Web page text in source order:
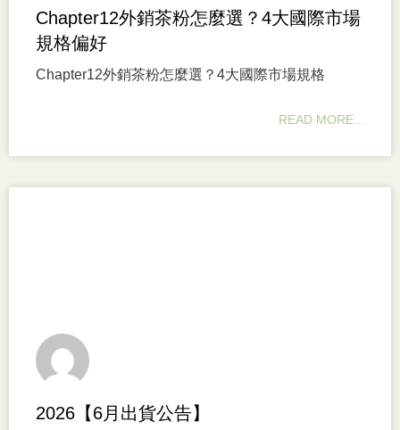
Chapter12外銷茶粉怎麼選？4大國際市場
規格偏好
Chapter12外銷茶粉怎麼選？4大國際市場規格
READ MORE...
2026【6月出貨公告】